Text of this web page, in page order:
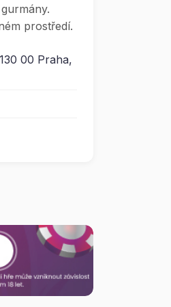
prostředí.
00 Praha,